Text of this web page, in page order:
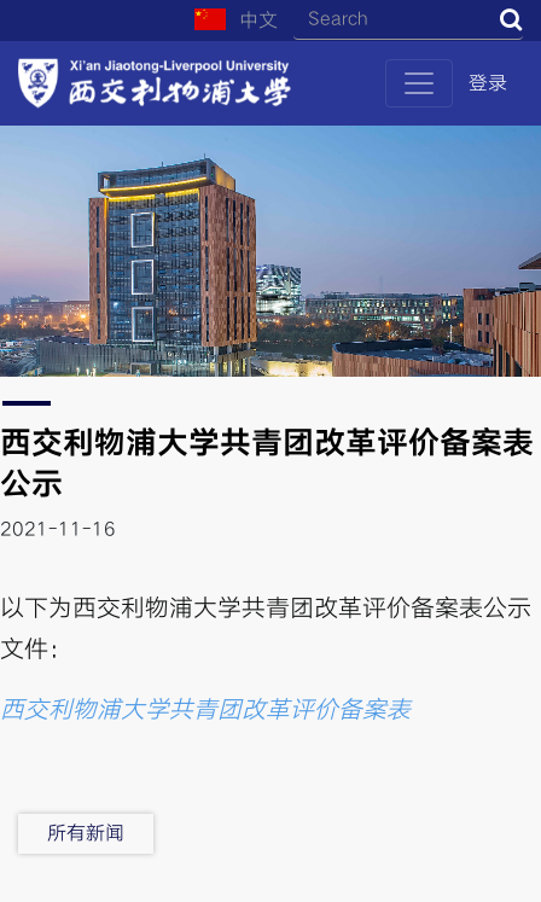
中文
登录
西交利物浦大学共青团改革评价备案表
公示
2021-11-16
以下为西交利物浦大学共青团改革评价备案表公示
文件：
西交利物浦大学共青团改革评价备案表
所有新闻